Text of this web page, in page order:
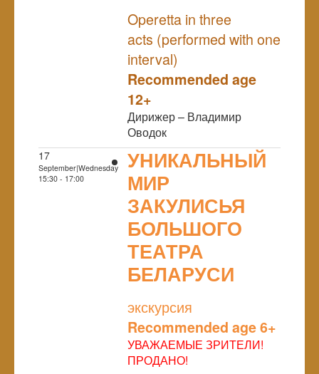
Operetta in three
acts (performed with one
interval)
Recommended age
12+
Дирижер – Владимир
Оводок
17
September|Wednesday
15:30 - 17:00
УНИКАЛЬНЫЙ
МИР
ЗАКУЛИСЬЯ
БОЛЬШОГО
ТЕАТРА
БЕЛАРУСИ
экскурсия
Recommended age 6+
УВАЖАЕМЫЕ ЗРИТЕЛИ!
ПРОДАНО!